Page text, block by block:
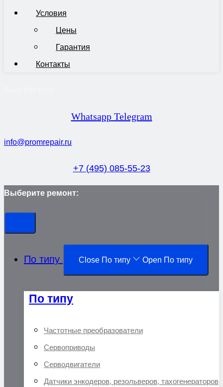
Условия
Цены
Гарантия
Контакты
Whatsapp Telegram
info@promrepair.ru
+7 (495) 085-55-23
Выберите ремонт:
По типу Close По типу Open По типу
По типу
Частотные преобразователи
Сервоприводы
Серводвигатели
Датчики энкодеров, резольверов, тахогенераторов